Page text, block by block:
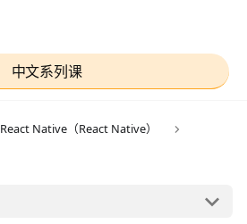
中文系列课
React Native（React Native）